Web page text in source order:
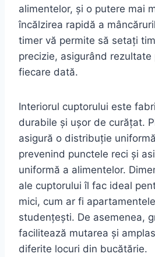
alimentelor, și o putere mai
încălzirea rapidă a
timer vă permite să setați
precizie, asigurând
fiecare dată.
Interiorul cuptorului este
durabile și ușor de curățat.
asigură o distribuție
prevenind punctele reci și
uniformă a alimentelor.
ale cuptorului îl fac ideal
mici, cum ar fi
studențești. De asemenea,
facilitează mutarea și
diferite locuri din bucătărie.